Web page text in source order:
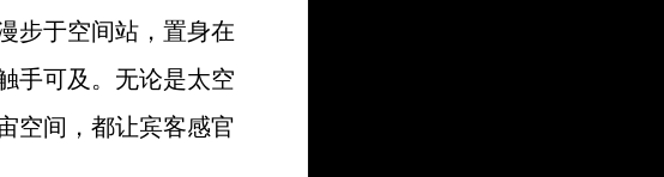
步于空间站，置身在
手可及。无论是太空
空间，都让宾客感官